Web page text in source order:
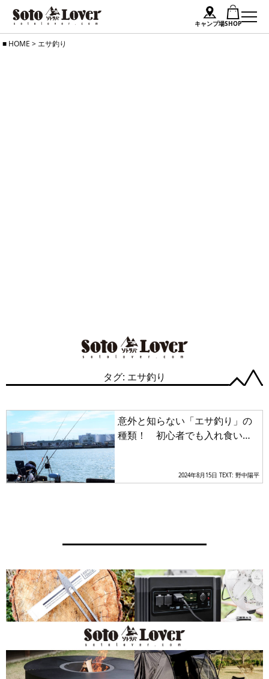
キャンプ場SHOP
SkipHOME >エサ釣り
タグ: エサ釣り
意外と知らない「エサ釣り」の
種類！ 初心者でも入れ食い間
2024年8月15日 TEXT: 野中陽平